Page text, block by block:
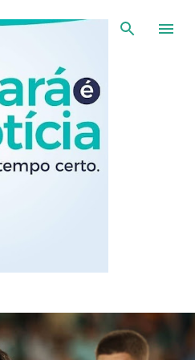
principal